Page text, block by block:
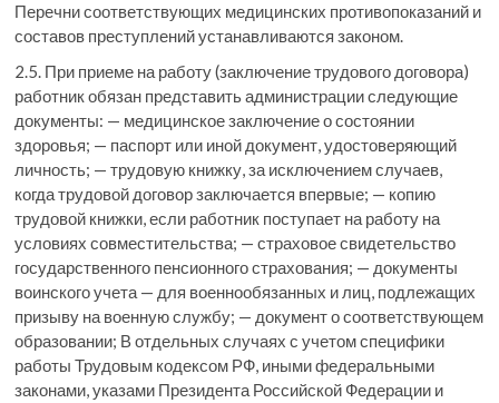
Перечни соответствующих медицинских противопоказаний и
составов преступлений устанавливаются законом.
2.5. При приеме на работу (заключение трудового договора)
работник обязан представить администрации следующие
документы: — медицинское заключение о состоянии
здоровья; — паспорт или иной документ, удостоверяющий
личность; — трудовую книжку, за исключением случаев,
когда трудовой договор заключается впервые; — копию
трудовой книжки, если работник поступает на работу на
условиях совместительства; — страховое свидетельство
государственного пенсионного страхования; — документы
воинского учета — для военнообязанных и лиц, подлежащих
призыву на военную службу; — документ о соответствующем
образовании; В отдельных случаях с учетом специфики
работы Трудовым кодексом РФ, иными федеральными
законами, указами Президента Российской Федерации и